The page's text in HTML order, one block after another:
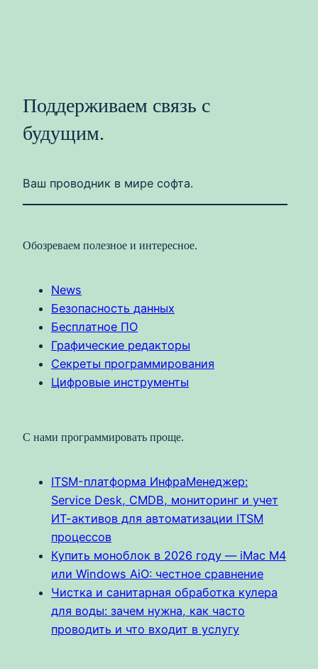
Поддерживаем связь с
будущим.
Ваш проводник в мире софта.
Обозреваем полезное и интересное.
News
Безопасность данных
Бесплатное ПО
Графические редакторы
Секреты программирования
Цифровые инструменты
С нами программировать проще.
ITSM-платформа ИнфраМенеджер:
Service Desk, CMDB, мониторинг и учет
ИТ-активов для автоматизации ITSM
процессов
Купить моноблок в 2026 году — iMac M4
или Windows AiO: честное сравнение
Чистка и санитарная обработка кулера
для воды: зачем нужна, как часто
проводить и что входит в услугу